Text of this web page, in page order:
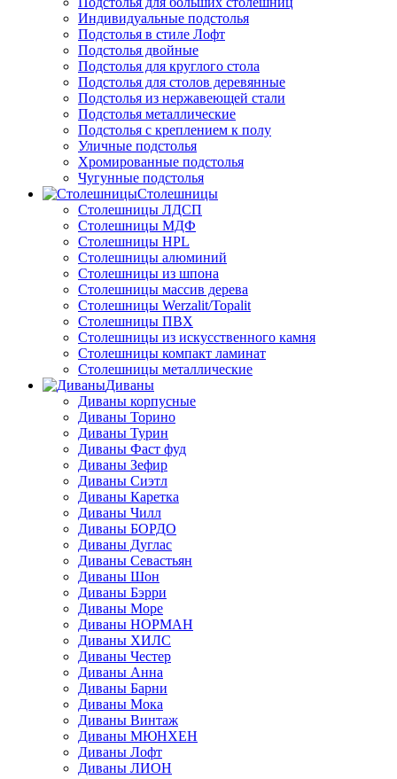
Индивидуальные подстолья
Подстолья в стиле Лофт
Подстолья двойные
Подстолья для круглого стола
Подстолья для столов деревянные
Подстолья из нержавеющей стали
Подстолья металлические
Подстолья с креплением к полу
Уличные подстолья
Хромированные подстолья
Чугунные подстолья
Столешницы
Столешницы ЛДСП
Столешницы МДФ
Столешницы HPL
Столешницы алюминий
Столешницы из шпона
Столешницы массив дерева
Столешницы Werzalit/Topalit
Столешницы ПВХ
Столешницы из искусственного камня
Столешницы компакт ламинат
Столешницы металлические
Диваны
Диваны корпусные
Диваны Торино
Диваны Турин
Диваны Фаст фуд
Диваны Зефир
Диваны Сиэтл
Диваны Каретка
Диваны Чилл
Диваны БОРДО
Диваны Дуглас
Диваны Севастьян
Диваны Шон
Диваны Бэрри
Диваны Море
Диваны НОРМАН
Диваны ХИЛС
Диваны Честер
Диваны Анна
Диваны Барни
Диваны Мока
Диваны Винтаж
Диваны МЮНХЕН
Диваны Лофт
Диваны ЛИОН